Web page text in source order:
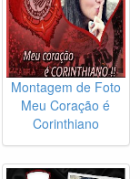
Montagem de Foto
Meu Coração é
Corinthiano